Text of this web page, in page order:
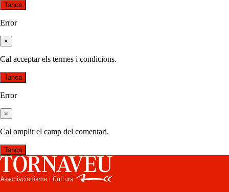
Tanca
Error
×
Cal acceptar els termes i condicions.
Tanca
Error
×
Cal omplir el camp del comentari.
Tanca